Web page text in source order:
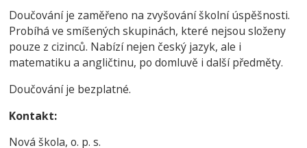
Doučování je zaměřeno na zvyšování školní úspěšnosti.
Probíhá ve smíšených skupinách, které nejsou složeny
pouze z cizinců. Nabízí nejen český jazyk, ale i
matematiku a angličtinu, po domluvě i další předměty.
Doučování je bezplatné.
Kontakt:
Nová škola, o. p. s.